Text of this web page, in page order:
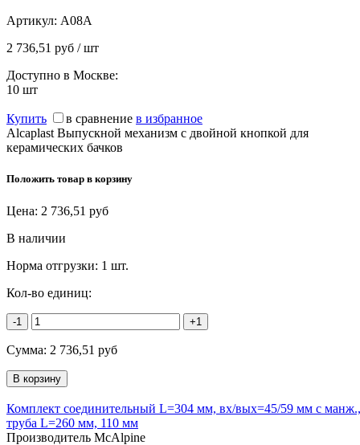
Артикул: A08A
2 736,51 руб / шт
Доступно в Москве:
10 шт
Купить в сравнение в избранное
Alcaplast Выпускной механизм с двойной кнопкой для
керамических бачков
Положить товар в корзину
Цена: 2 736,51 руб
В наличии
Норма отгрузки: 1 шт.
Кол-во единиц:
-1 +1
Сумма: 2 736,51 руб
Комплект соединительный L=304 мм, вх/вых=45/59 мм с
труба L=260 мм, 110 мм
Производитель McAlpine